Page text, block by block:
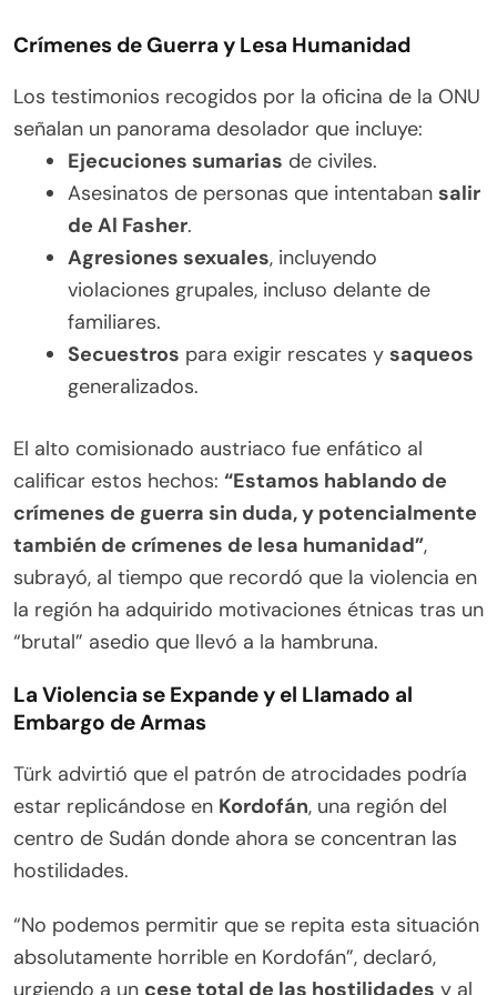
Crímenes de Guerra y Lesa Humanidad
Los testimonios recogidos por la oficina de la ONU
señalan un panorama desolador que incluye:
Ejecuciones sumarias de civiles.
Asesinatos de personas que intentaban salir
de Al Fasher.
Agresiones sexuales, incluyendo
violaciones grupales, incluso delante de
familiares.
Secuestros para exigir rescates y saqueos
generalizados.
El alto comisionado austriaco fue enfático al
calificar estos hechos: “Estamos hablando de
crímenes de guerra sin duda, y potencialmente
también de crímenes de lesa humanidad”,
subrayó, al tiempo que recordó que la violencia en
la región ha adquirido motivaciones étnicas tras un
“brutal” asedio que llevó a la hambruna.
La Violencia se Expande y el Llamado al
Embargo de Armas
Türk advirtió que el patrón de atrocidades podría
estar replicándose en Kordofán, una región del
centro de Sudán donde ahora se concentran las
hostilidades.
“No podemos permitir que se repita esta situación
absolutamente horrible en Kordofán”, declaró,
urgiendo a un cese total de las hostilidades y al